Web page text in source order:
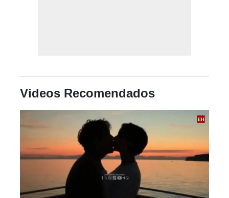
Videos Recomendados